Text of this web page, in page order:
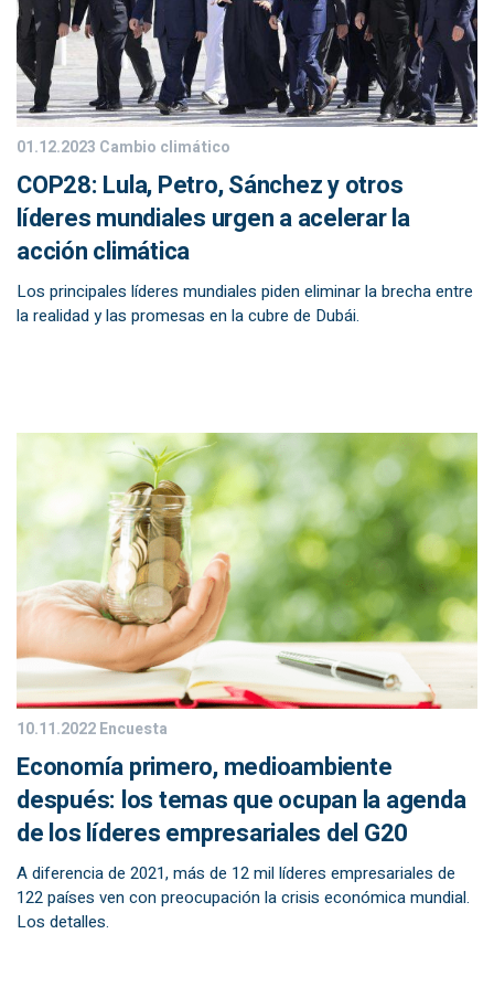
01.12.2023 Cambio climático
COP28: Lula, Petro, Sánchez y otros
líderes mundiales urgen a acelerar la
acción climática
Los principales líderes mundiales piden eliminar la brecha entre
la realidad y las promesas en la cubre de Dubái.
10.11.2022Encuesta
Economía primero, medioambiente
después: los temas que ocupan la agenda
de los líderes empresariales del G20
A diferencia de 2021, más de 12 mil líderes empresariales de
122 países ven con preocupación la crisis económica mundial.
Los detalles.